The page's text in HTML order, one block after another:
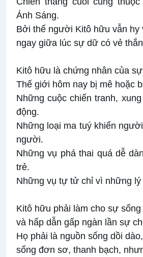
Ánh Sáng.
Bởi thế người Kitô hữu vẫn hy
ngay giữa lúc sự dữ có vẻ
Kitô hữu là chứng nhân của
Thế giới hôm nay bị mê hoặc
Những cuộc chiến tranh,
động.
Những loại ma tuý khiến
người.
Những vụ phá thai quá dễ
trẻ.
Những vụ tự tử chỉ vì những lý
Kitô hữu phải làm cho sự sống
và hấp dẫn gấp ngàn lần sự
Họ phải là nguồn sống dồi dào,
sống đơn sơ, thanh bạch,